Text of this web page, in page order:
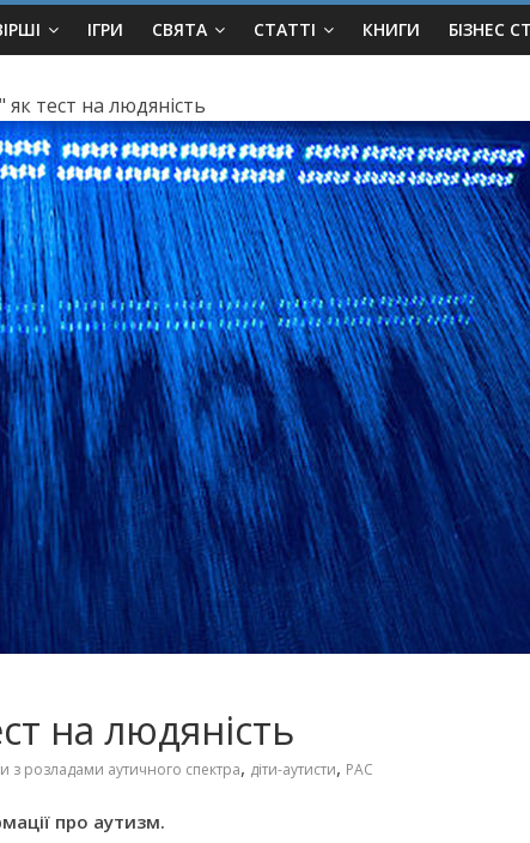
ІГРИ СВЯТА СТАТТІ КНИГИ БІЗНЕС
як тест на людяність
на людяність
з розладами аутичного спектра, діти-аутисти, РАС
про аутизм.